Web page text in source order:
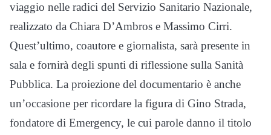
viaggio nelle radici del Servizio Sanitario Nazionale,
realizzato da Chiara D’Ambros e Massimo Cirri.
Quest’ultimo, coautore e giornalista, sarà presente in
sala e fornirà degli spunti di riflessione sulla Sanità
Pubblica. La proiezione del documentario è anche
un’occasione per ricordare la figura di Gino Strada,
fondatore di Emergency, le cui parole danno il titolo